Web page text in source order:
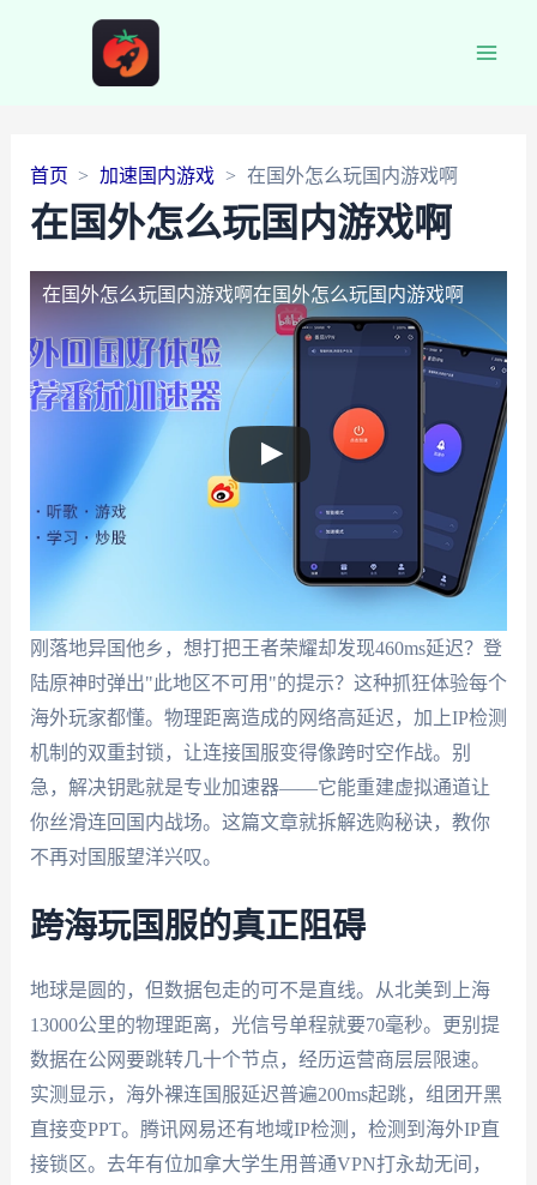
首页 加速国内游戏 在国外怎么玩国内游戏啊
在国外怎么玩国内游戏啊
在国外怎么玩国内游戏啊在国外怎么玩国内游戏啊
刚落地异国他乡，想打把王者荣耀却发现460ms延迟？登
陆原神时弹出"此地区不可用"的提示？这种抓狂体验每个
海外玩家都懂。物理距离造成的网络高延迟，加上IP检测
机制的双重封锁，让连接国服变得像跨时空作战。别
急，解决钥匙就是专业加速器——它能重建虚拟通道让
你丝滑连回国内战场。这篇文章就拆解选购秘诀，教你
不再对国服望洋兴叹。
跨海玩国服的真正阻碍
地球是圆的，但数据包走的可不是直线。从北美到上海
13000公里的物理距离，光信号单程就要70毫秒。更别提
数据在公网要跳转几十个节点，经历运营商层层限速。
实测显示，海外裸连国服延迟普遍200ms起跳，组团开黑
直接变PPT。腾讯网易还有地域IP检测，检测到海外IP直
接锁区。去年有位加拿大学生用普通VPN打永劫无间，